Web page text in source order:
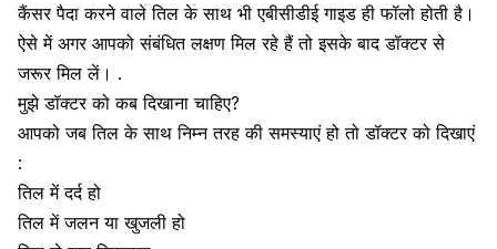
कैंसर पैदा करने वाले तिल के साथ भी एबीसीडीई गाइड ही फॉलो होती है।
ऐसे में अगर आपको संबंधित लक्षण मिल रहे हैं तो इसके बाद डॉक्टर से
जरूर मिल लें। .
मुझे डॉक्टर को कब दिखाना चाहिए?
आपको जब तिल के साथ निम्न तरह की समस्याएं हो तो डॉक्टर को दिखाएं
:
तिल मेंदर्दहो
तिल में जलन याखुजली हो